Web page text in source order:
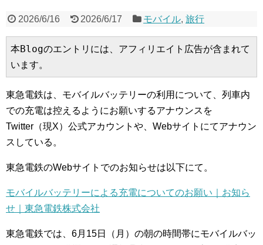
2026/6/16 2026/6/17 モバイル,旅行
本Blogのエントリには、アフィリエイト広告が含まれて
います。
東急電鉄は、モバイルバッテリーの利用について、列車内
での充電は控えるようにお願いするアナウンスを
Twitter（現X）公式アカウントや、Webサイトにてアナウン
スしている。
東急電鉄のWebサイトでのお知らせは以下にて。
モバイルバッテリーによる充電についてのお願い｜お知ら
せ｜東急電鉄株式会社
東急電鉄では、6月15日（月）の朝の時間帯にモバイルバッ